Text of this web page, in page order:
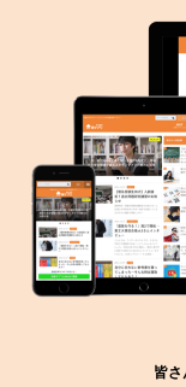
皆さ